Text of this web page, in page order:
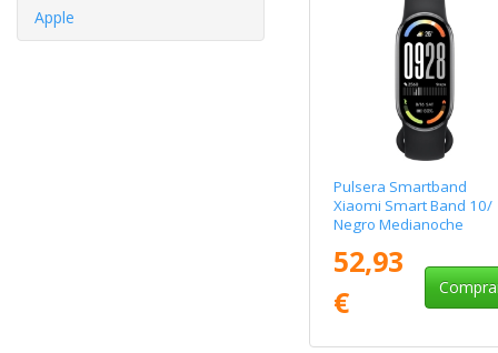
Apple
Pulsera Smartband
Xiaomi Smart Band 10/
Negro Medianoche
52,93
€